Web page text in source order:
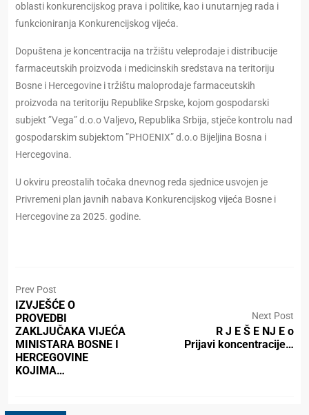
oblasti konkurencijskog prava i politike, kao i unutarnjeg rada i
funkcioniranja Konkurencijskog vijeća.
Dopuštena je koncentracija na tržištu veleprodaje i distribucije
farmaceutskih proizvoda i medicinskih sredstava na teritoriju
Bosne i Hercegovine i tržištu maloprodaje farmaceutskih
proizvoda na teritoriju Republike Srpske, kojom gospodarski
subjekt ”Vega” d.o.o Valjevo, Republika Srbija, stječe kontrolu nad
gospodarskim subjektom ”PHOENIX” d.o.o Bijeljina Bosna i
Hercegovina.
U okviru preostalih točaka dnevnog reda sjednice usvojen je
Privremeni plan javnih nabava Konkurencijskog vijeća Bosne i
Hercegovine za 2025. godine.
Prev Post
IZVJEŠĆE O
PROVEDBI
ZAKLJUČAKA VIJEĆA
MINISTARA BOSNE I
HERCEGOVINE
KOJIMA…
Next Post
R J E Š E NJ E o
Prijavi koncentracije…